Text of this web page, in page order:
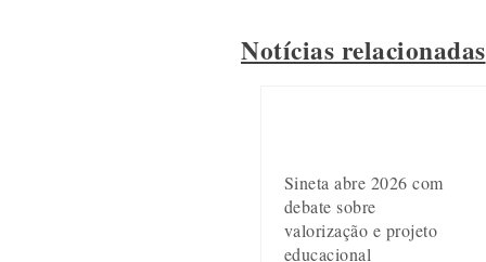
Notícias relacionadas
Sineta abre 2026 com
debate sobre
valorização e projeto
educacional